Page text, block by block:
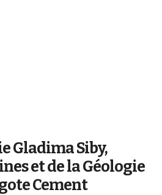
Gladima Siby,
et de la Géologie
Cement